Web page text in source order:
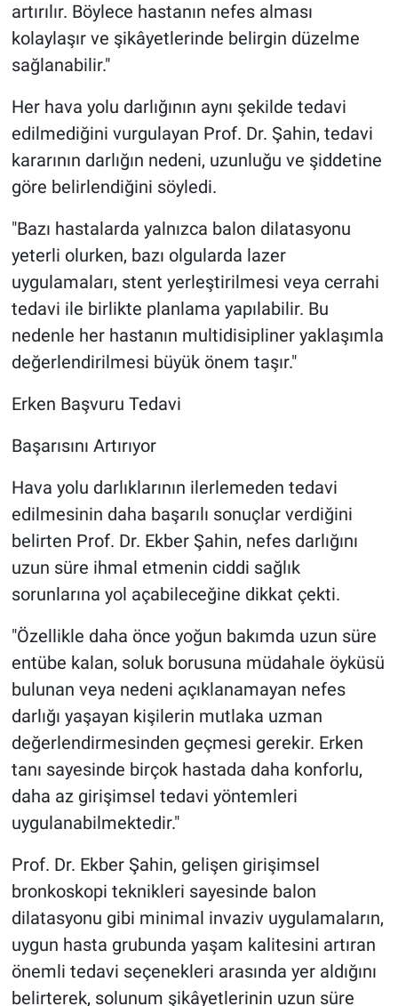
artırılır. Böylece hastanın nefes alması
kolaylaşır ve şikâyetlerinde belirgin düzelme
sağlanabilir."
Her hava yolu darlığının aynı şekilde tedavi
edilmediğini vurgulayan Prof. Dr. Şahin, tedavi
kararının darlığın nedeni, uzunluğu ve şiddetine
göre belirlendiğini söyledi.
"Bazı hastalarda yalnızca balon dilatasyonu
yeterli olurken, bazı olgularda lazer
uygulamaları, stent yerleştirilmesi veya cerrahi
tedavi ile birlikte planlama yapılabilir. Bu
nedenle her hastanın multidisipliner yaklaşımla
değerlendirilmesi büyük önem taşır."
Erken Başvuru Tedavi
Başarısını Artırıyor
Hava yolu darlıklarının ilerlemeden tedavi
edilmesinin daha başarılı sonuçlar verdiğini
belirten Prof. Dr. Ekber Şahin, nefes darlığını
uzun süre ihmal etmenin ciddi sağlık
sorunlarına yol açabileceğine dikkat çekti.
"Özellikle daha önce yoğun bakımda uzun süre
entübe kalan, soluk borusuna müdahale öyküsü
bulunan veya nedeni açıklanamayan nefes
darlığı yaşayan kişilerin mutlaka uzman
değerlendirmesinden geçmesi gerekir. Erken
tanı sayesinde birçok hastada daha konforlu,
daha az girişimsel tedavi yöntemleri
uygulanabilmektedir."
Prof. Dr. Ekber Şahin, gelişen girişimsel
bronkoskopi teknikleri sayesinde balon
dilatasyonu gibi minimal invaziv uygulamaların,
uygun hasta grubunda yaşam kalitesini artıran
önemli tedavi seçenekleri arasında yer aldığını
belirterek, solunum şikâyetlerinin uzun süre